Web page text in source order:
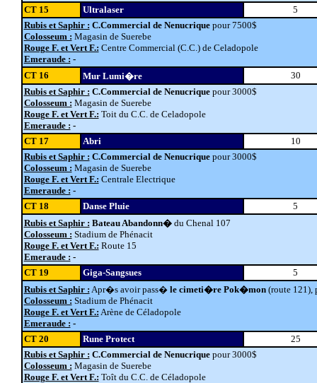
CT 15
Ultralaser
5
Rubis et Saphir : C.Commercial de Nenucriquepour 7500$
Colosseum : Magasin de Suerebe
Rouge F. et Vert F.: Centre Commercial (C.C.) de Celadopole
Emeraude : -
CT 16
Mur Lumi�re
30
Rubis et Saphir : C.Commercial de Nenucriquepour 3000$
Colosseum : Magasin de Suerebe
Rouge F. et Vert F.: Toit du C.C. de Celadopole
Emeraude : -
CT 17
Abri
10
Rubis et Saphir : C.Commercial de Nenucriquepour 3000$
Colosseum : Magasin de Suerebe
Rouge F. et Vert F.: Centrale Electrique
Emeraude : -
CT 18
Danse Pluie
5
Rubis et Saphir : Bateau Abandonn�du Chenal 107
Colosseum : Stadium de Phénacit
Rouge F. et Vert F.: Route 15
Emeraude : -
CT 19
Giga-Sangsues
5
Rubis et Saphir : Apr�s avoir pass� le cimeti�re Pok�mon(route
Colosseum : Stadium de Phénacit
Rouge F. et Vert F.: Arène de Céladopole
Emeraude : -
CT 20
Rune Protect
25
Rubis et Saphir : C.Commercial de Nenucriquepour 3000$
Colosseum : Magasin de Suerebe
Rouge F. et Vert F.: Toît du C.C. de Céladopole